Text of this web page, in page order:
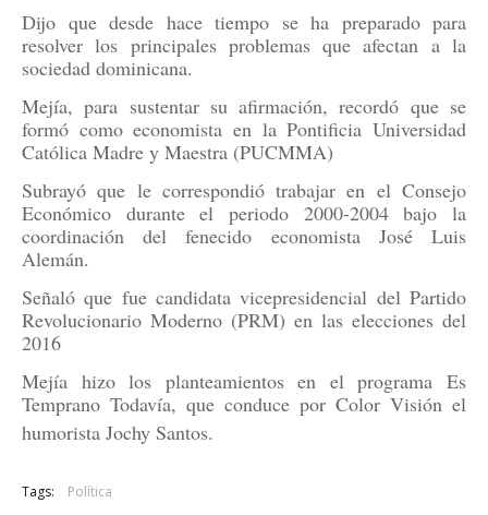
Dijo que desde hace tiempo se ha preparado para
resolver los principales problemas que afectan a la
sociedad dominicana.
Mejía, para sustentar su afirmación, recordó que se
formó como economista en la Pontificia Universidad
Católica Madre y Maestra (PUCMMA)
Subrayó que le correspondió trabajar en el Consejo
Económico durante el periodo 2000-2004 bajo la
coordinación del fenecido economista José Luis
Alemán.
Señaló que fue candidata vicepresidencial del Partido
Revolucionario Moderno (PRM) en las elecciones del
2016
Mejía hizo los planteamientos en el programa Es
Temprano Todavía, que conduce por Color Visión el
humorista Jochy Santos.
Tags: Política